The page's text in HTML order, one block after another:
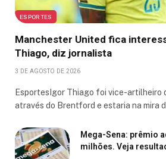
ESPORTES
Manchester United fica
Thiago, diz jornalista
3 DE AGOSTO DE 2026
EsportesIgor Thiago foi vice-artilheiro
através do Brentford e estaria na mira
Mega-Sena: prêmio
milhões. Veja